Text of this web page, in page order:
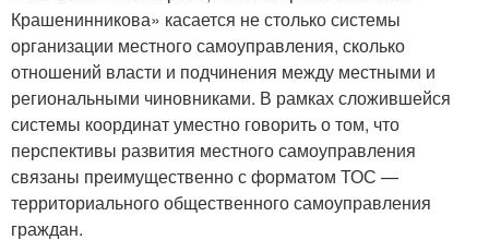
Крашенинникова» касается не столько системы
организации местного самоуправления, сколько
отношений власти и подчинения между местными и
региональными чиновниками. В рамках сложившейся
системы координат уместно говорить о том, что
перспективы развития местного самоуправления
связаны преимущественно с форматом ТОС —
территориального общественного самоуправления
граждан.